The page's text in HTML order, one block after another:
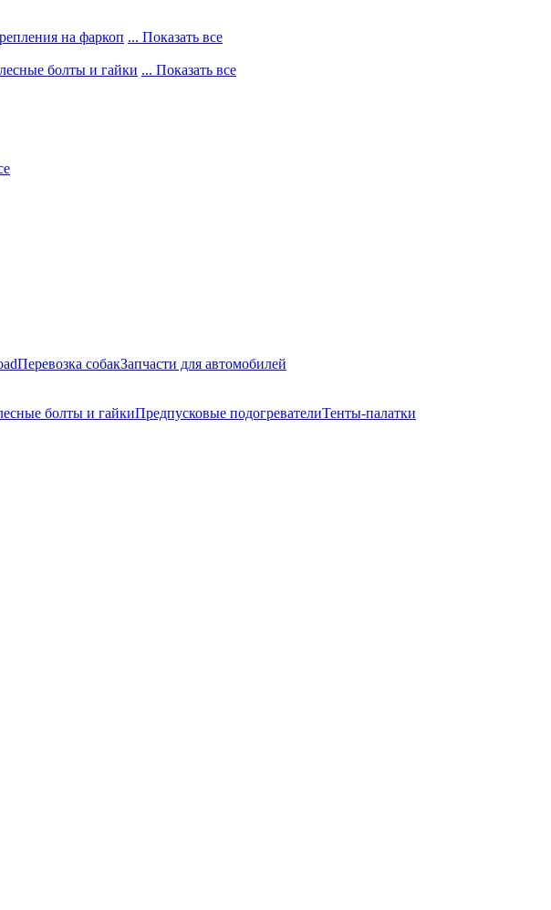
на фаркоп ... Показать все
болты и гайки ... Показать все
Перевозка собакЗапчасти для автомобилей
болты и гайкиПредпусковые подогревателиТенты-палатки